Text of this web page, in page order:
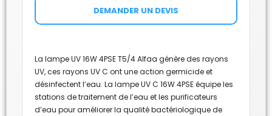
DEMANDER UN DEVIS
La lampe UV 16W 4PSE T5/4 Alfaa génère des rayons
UV, ces rayons UV C ont une action germicide et
désinfectent l’eau. La lampe UV C 16W 4PSE équipe les
stations de traitement de l’eau et les purificateurs
d’eau pour améliorer la qualité bactériologique de